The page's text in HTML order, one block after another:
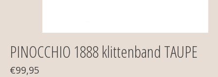
PINOCCHIO 1888 klittenband TAUPE
€99,95